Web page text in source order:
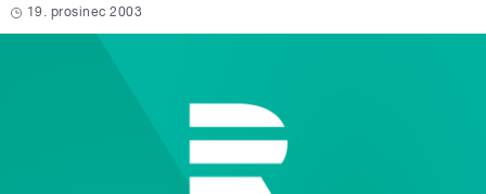
19. prosinec 2003